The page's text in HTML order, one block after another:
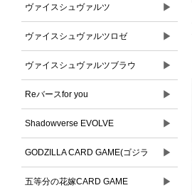
ヴァイスシュヴァルツ ▶
ヴァイスシュヴァルツロゼ ▶
ヴァイスシュヴァルツブラウ ▶
Reバースfor you ▶
Shadowverse EVOLVE ▶
GODZILLA CARD GAME(ゴジラ
カードゲーム)
▶
五等分の花嫁CARD GAME ▶